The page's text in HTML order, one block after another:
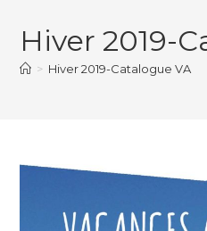
Hiver 2019-
> Hiver 2019-Catalogue VA